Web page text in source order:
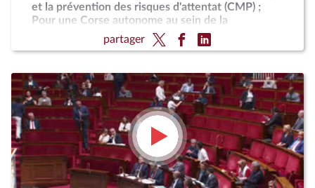
et la prévention des risques d'attentat (CMP) ;
Pour une Corse autonome au sein de la
partager